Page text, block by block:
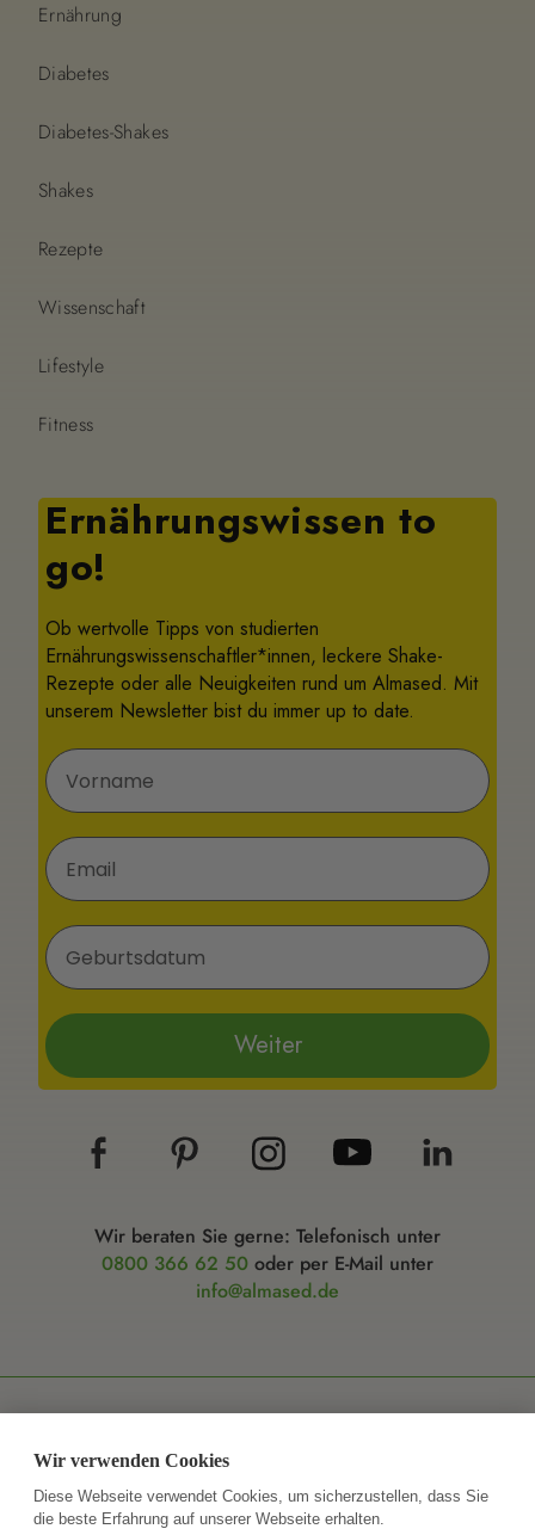
Ernährung
Diabetes
Diabetes-Shakes
Shakes
Rezepte
Wissenschaft
Lifestyle
Fitness
Ernährungswissen to
go!
Ob wertvolle Tipps von studierten
Ernährungswissenschaftler*innen, leckere Shake-
Rezepte oder alle Neuigkeiten rund um Almased. Mit
unserem Newsletter bist du immer up to date.
Vorname
E-Mail
Geburtsdatum
Weiter
Wir beraten Sie gerne: Telefonisch unter
0800 366 62 50 oder per E-Mail unter
info@almased.de
Impressum
Datenschutz
Sitemap
Healthclaims
Wir verwenden Cookies
Diese Webseite verwendet Cookies, um sicherzustellen, dass Sie
die beste Erfahrung auf unserer Webseite erhalten.